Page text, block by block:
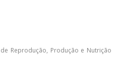
de Reprodução, Produção e Nutrição